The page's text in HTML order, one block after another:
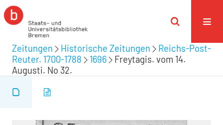
Zeitungen Historische Zeitungen
Reichs-Post-
Reuter. 1700-1788
1696
Freytagis. vom 14.
Augusti. No 32.